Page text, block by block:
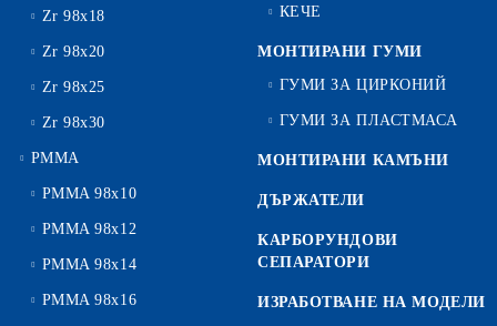
Zr 98x18
Zr 98x20
Zr 98x25
Zr 98x30
PMMA
PMMA 98x10
PMMA 98x12
PMMA 98x14
PMMA 98x16
КЕЧЕ
МОНТИРАНИ ГУМИ
ГУМИ ЗА ЦИРКОНИЙ
ГУМИ ЗА ПЛАСТМАСА
МОНТИРАНИ КАМЪНИ
ДЪРЖАТЕЛИ
КАРБОРУНДОВИ
СЕПАРАТОРИ
ИЗРАБОТВАНЕ НА МОДЕЛИ